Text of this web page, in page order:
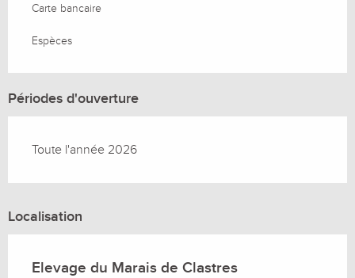
Carte bancaire
Espèces
Périodes d'ouverture
Toute l'année 2026
Localisation
Elevage du Marais de Clastres